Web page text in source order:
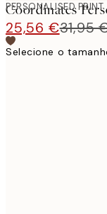
PERSONALISED PRINT
Coordinates
25,56 €31,95
Selecione o